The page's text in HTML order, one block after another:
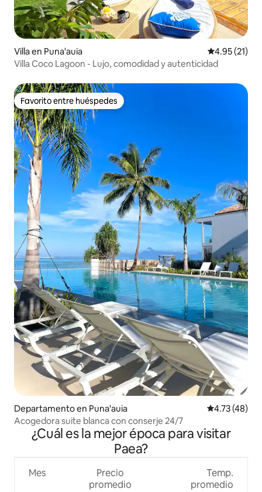
Villa en Puna'auia Calificación
4.95 (21)
Villa Coco Lagoon - Lujo, comodidad y autenticidad
Favorito entre huéspedes
Favorito entre huéspedes
Departamento en Puna'auia Calificación
4.73 (48)
Acogedora suite blanca con conserje 24/7
¿Cuál es la mejor época para visitar
Paea?
Mes
Precio
promedio
Temp.
promedio